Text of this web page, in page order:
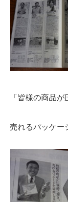
「皆様の商品
売れるパッケー